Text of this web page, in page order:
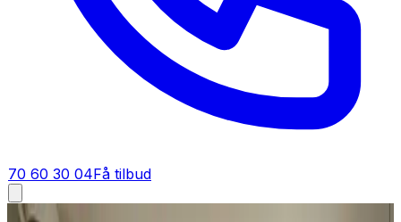
70 60 30 04Få tilbud
Fugt i bolig i